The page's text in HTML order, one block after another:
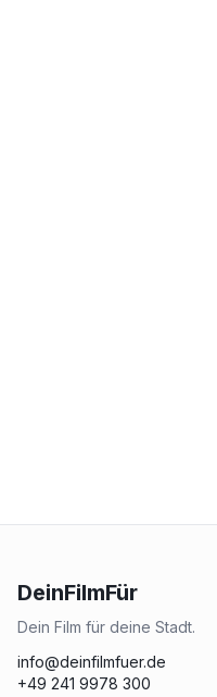
DeinFilmFür
Dein Film für deine Stadt.
info@deinfilmfuer.de
+49 241 9978 300